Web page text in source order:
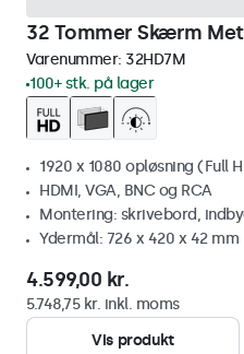
32 Tommer Skærm
Varenummer: 32HD7M
100+ stk. på lager
1920 x 1080 opløsning (Full
HDMI, VGA, BNC og RCA
Montering: skrivebord,
Ydermål: 726 x 420 x 42 mm
4.599,00 kr.
5.748,75 kr. inkl. moms
Vis produkt